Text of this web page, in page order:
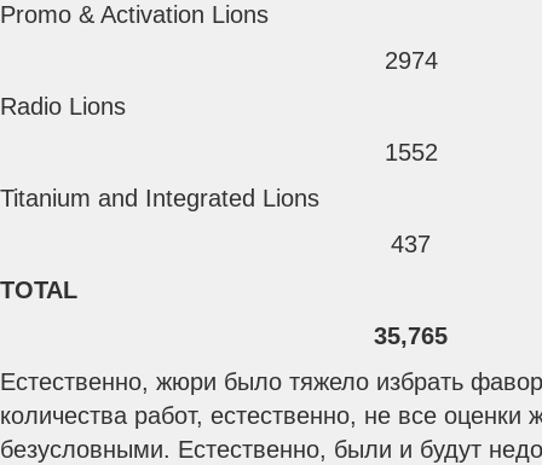
Promo & Activation Lions
2974
Radio Lions
1552
Titanium and Integrated Lions
437
TOTAL
35,765
Естественно, жюри было тяжело избрать
количества работ, естественно, не все
безусловными. Естественно, были и будут